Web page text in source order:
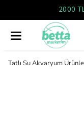
2000
Tatlı Su Akvaryum